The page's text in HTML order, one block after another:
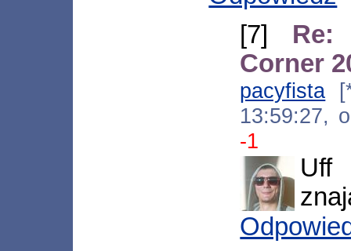
[7] Re:
Corner
pacyfista
13:59:27,
-1
Uff